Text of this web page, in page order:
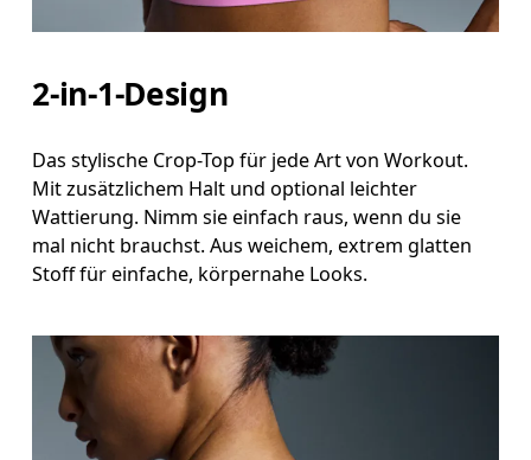
2-in-1-Design
Das stylische Crop-Top für jede Art von Workout.
Mit zusätzlichem Halt und optional leichter
Wattierung. Nimm sie einfach raus, wenn du sie
mal nicht brauchst. Aus weichem, extrem glatten
Stoff für einfache, körpernahe Looks.